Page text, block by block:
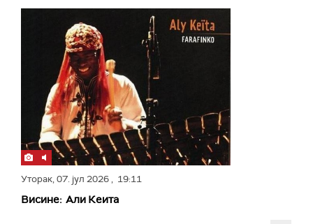
Уторак,07. јул 2026, 19:11
Висине: Али Кеитa